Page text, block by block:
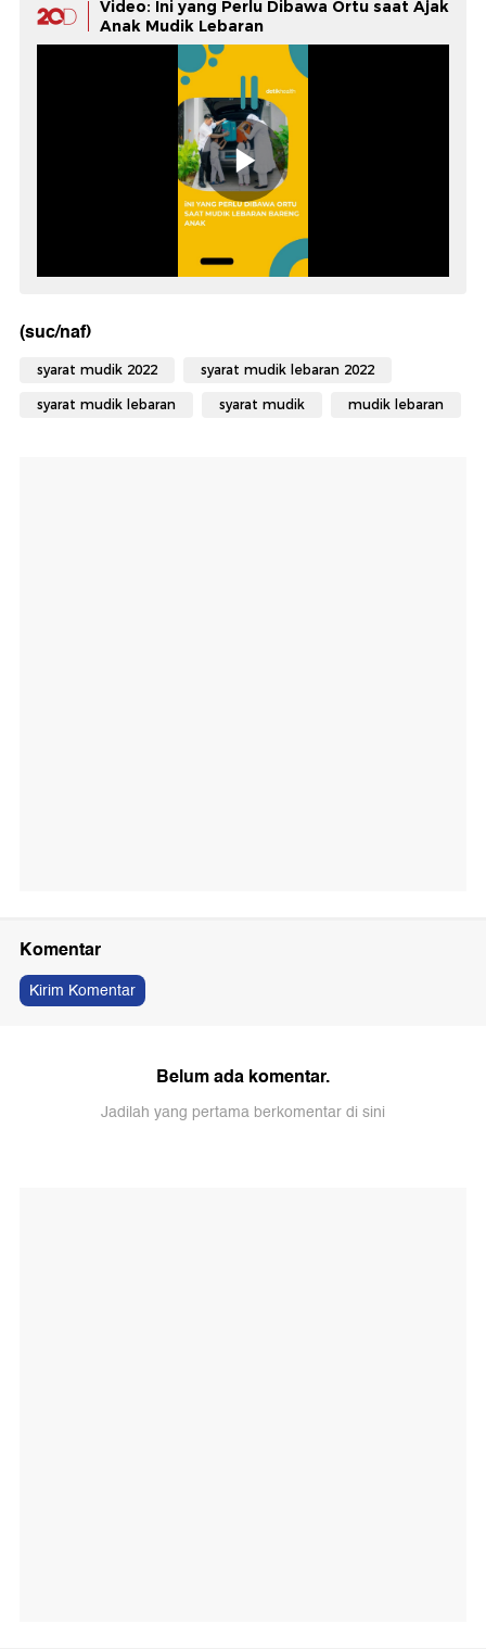
Video: Ini yang Perlu Dibawa Ortu saat Ajak
Anak Mudik Lebaran
(suc/naf)
syarat mudik 2022 syarat mudik lebaran 2022
syarat mudik lebaran syarat mudik mudik lebaran
Komentar
Kirim Komentar
Belum ada komentar.
Jadilah yang pertama berkomentar di sini